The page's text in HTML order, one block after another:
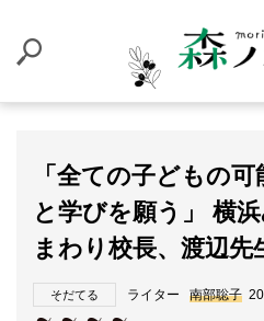
「全ての子どもの
と学びを願う」 横
まわり校長、渡辺先
そだてる ライター 南部聡子